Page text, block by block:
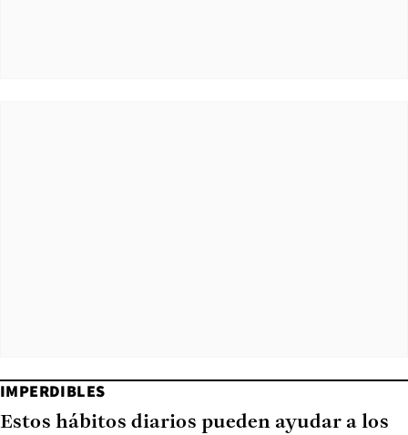
IMPERDIBLES
Estos hábitos diarios pueden ayudar a los